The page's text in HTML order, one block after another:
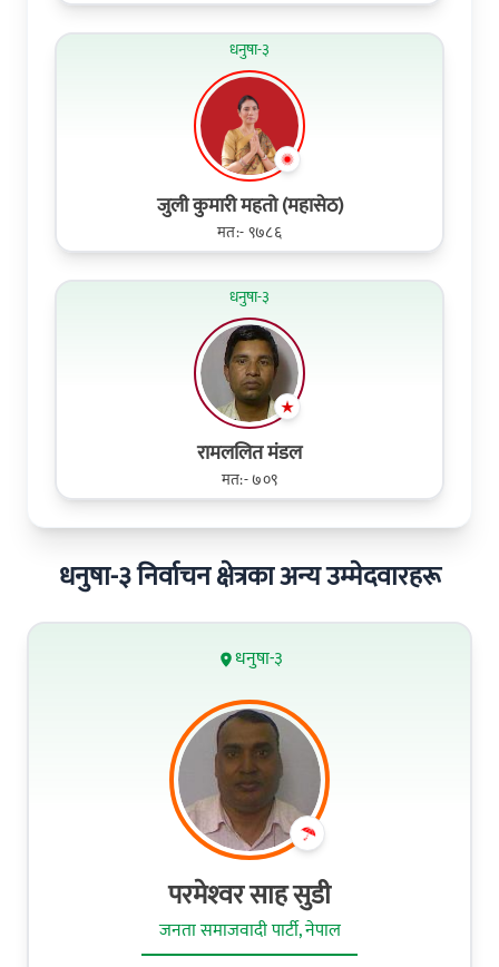
धनुषा-३
जुली कुमारी महतो (महासेठ)
मत:- ९७८६
धनुषा-३
रामललित मंडल
मत:- ७०९
धनुषा-३ निर्वाचन क्षेत्रका अन्य उम्मेदवारहरू
धनुषा-३
परमेश्‍वर साह सुडी
जनता समाजवादी पार्टी, नेपाल